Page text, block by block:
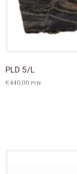
PLD 5/L
€440,00 PVN